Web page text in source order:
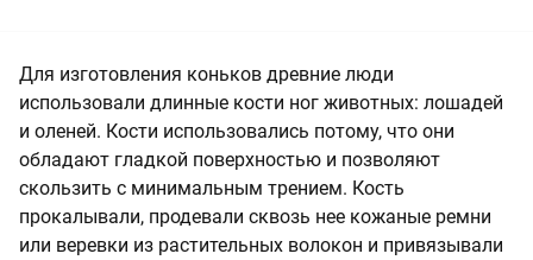
Для изготовления коньков древние люди
использовали длинные кости ног животных: лошадей
и оленей. Кости использовались потому, что они
обладают гладкой поверхностью и позволяют
скользить с минимальным трением. Кость
прокалывали, продевали сквозь нее кожаные ремни
или веревки из растительных волокон и привязывали